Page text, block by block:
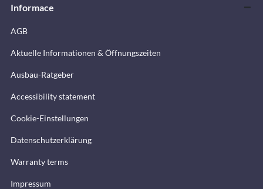
Informace
AGB
Aktuelle Informationen & Öffnungszeiten
Ausbau-Ratgeber
Accessibility statement
Cookie-Einstellungen
Datenschutzerklärung
Warranty terms
Impressum